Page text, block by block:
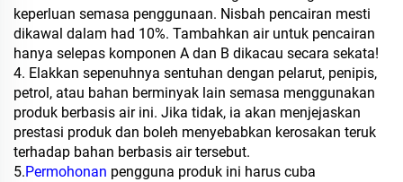
keperluan semasa penggunaan. Nisbah pencairan mesti
dikawal dalam had 10%. Tambahkan air untuk pencairan
hanya selepas komponen A dan B dikacau secara sekata!
4. Elakkan sepenuhnya sentuhan dengan pelarut, penipis,
petrol, atau bahan berminyak lain semasa menggunakan
produk berbasis air ini. Jika tidak, ia akan menjejaskan
prestasi produk dan boleh menyebabkan kerosakan teruk
terhadap bahan berbasis air tersebut.
5.Permohonan pengguna produk ini harus cuba